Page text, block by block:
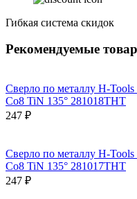
Гибкая система скидок
Рекомендуемые
Сверло по металлу H-
Co8 TiN 135° 281018THT
247 ₽
Сверло по металлу H-
Co8 TiN 135° 281017THT
247 ₽